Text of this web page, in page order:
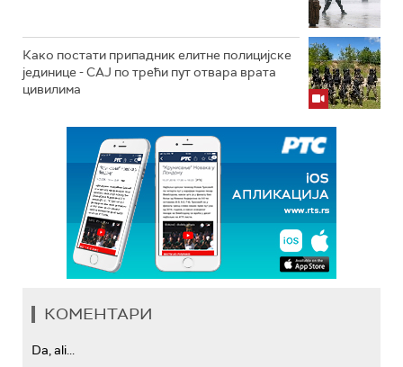
Како постати припадник елитне полицијске
јединице - СAJ по трећи пут отвара врата
цивилима
КОМЕНТАРИ
Da, ali...